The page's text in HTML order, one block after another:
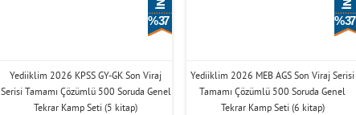
% 37
Yediiklim 2026 KPSS GY-GK Son Viraj
Serisi Tamamı Çözümlü 500 Soruda Genel
Tekrar Kamp Seti (5 kitap)
% 37
Yediiklim 2026 MEB AGS Son Viraj Serisi
Tamamı Çözümlü 500 Soruda Genel
Tekrar Kamp Seti (6 kitap)